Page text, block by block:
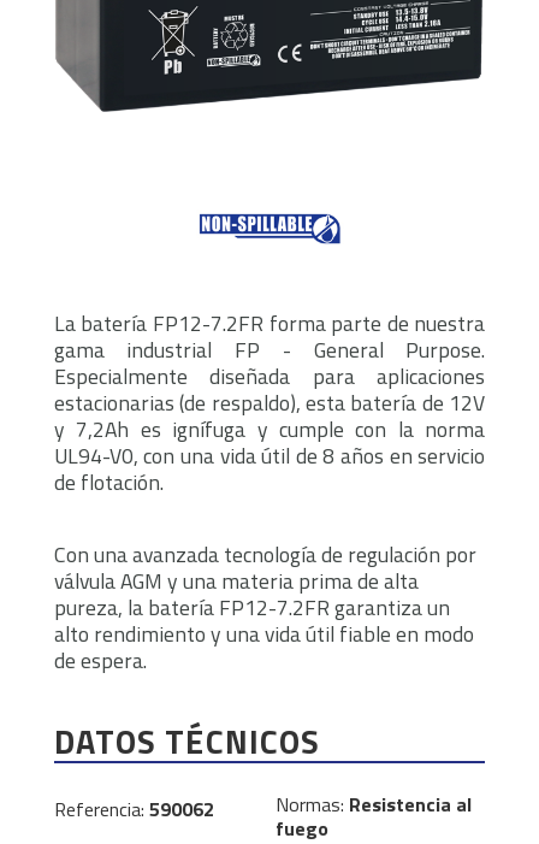
La batería FP12-7.2FR forma parte de nuestra
gama industrial FP - General Purpose.
Especialmente diseñada para aplicaciones
estacionarias (de respaldo), esta batería de 12V
y 7,2Ah es ignífuga y cumple con la norma
UL94-V0, con una vida útil de 8 años en servicio
de flotación.
Con una avanzada tecnología de regulación por
válvula AGM y una materia prima de alta
pureza, la batería FP12-7.2FR garantiza un
alto rendimiento y una vida útil fiable en modo
de espera.
DATOS TÉCNICOS
Referencia: 590062
Normas: Resistencia al
fuego